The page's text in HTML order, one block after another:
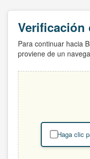
Verificación
Para continuar hacia
proviene de un
Haga clic